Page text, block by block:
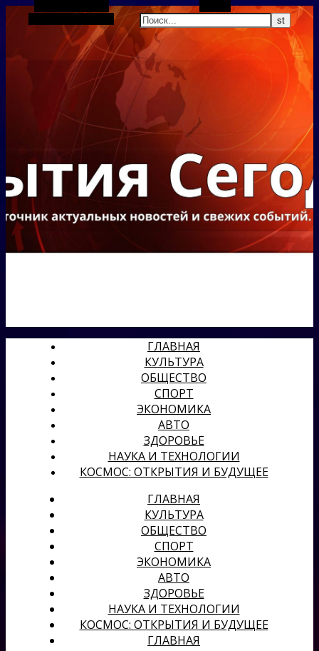
Боковая панель
ГЛАВНАЯ
КУЛЬТУРА
ОБЩЕСТВО
СПОРТ
ЭКОНОМИКА
АВТО
ЗДОРОВЬЕ
НАУКА И ТЕХНОЛОГИИ
КОСМОС: ОТКРЫТИЯ И БУДУЩЕЕ
ГЛАВНАЯ
КУЛЬТУРА
ОБЩЕСТВО
СПОРТ
ЭКОНОМИКА
АВТО
ЗДОРОВЬЕ
НАУКА И ТЕХНОЛОГИИ
КОСМОС: ОТКРЫТИЯ И БУДУЩЕЕ
ГЛАВНАЯ